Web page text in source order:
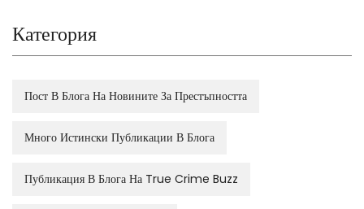
Категория
Пост В Блога На Новините За Престъпността
Много Истински Публикации В Блога
Публикация В Блога На True Crime Buzz